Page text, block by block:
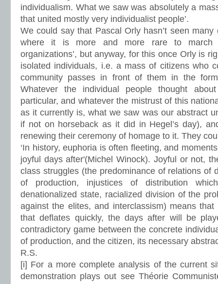
individualism. What we saw was absolutely a
that united mostly very individualist people’.
We could say that Pascal Orly hasn’t seen many
where it is more and more rare to march
organizations’, but anyway, for this once Orly is
isolated individuals, i.e. a mass of citizens who
community passes in front of them in the
Whatever the individual people thought
particular, and whatever the mistrust of this
as it currently is, what we saw was our abstract
if not on horseback as it did in Hegel’s day),
renewing their ceremony of homage to it. They
‘In history, euphoria is often fleeting, and
joyful days after'(Michel Winock). Joyful or not,
class struggles (the predominance of relations of
of production, injustices of distribution
denationalized state, racialized division of the
against the elites, and interclassism) means
that deflates quickly, the days after will be
contradictory game between the concrete
of production, and the citizen, its necessary
R.S.
[i] For a more complete analysis of the current
demonstration plays out see Théorie